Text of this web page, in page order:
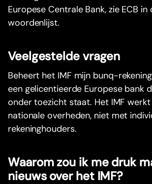
Europese Centrale Bank, zie ECB
woordenlijst.
Veelgestelde vragen
Beheert het IMF mijn bunq-
een gelicentieerde Europese bank
onder toezicht staat. Het IMF
nationale overheden, niet met
rekeninghouders.
Waarom zou ik me druk
nieuws over het IMF?